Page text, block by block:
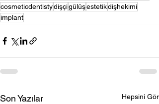
cosmeticdentistydişçigülüşestetikdişhekimi
implant
Son Yazılar Hepsini Gör